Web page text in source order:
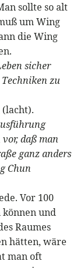
sollte so alt
um Wing
die Wing
sicher
zu
daß man
ganz anders
Chun
Vor 100
können und
Raumes
hätten, wäre
man oft